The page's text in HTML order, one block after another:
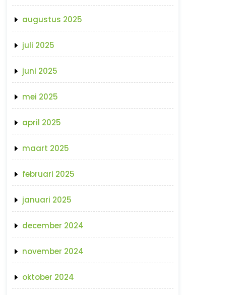
augustus 2025
juli 2025
juni 2025
mei 2025
april 2025
maart 2025
februari 2025
januari 2025
december 2024
november 2024
oktober 2024